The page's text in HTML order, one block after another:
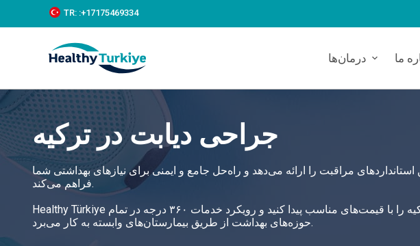
k
c
o
n
t
e
n
TR: :+‪17175469334‬
درمان‌ها ما
جراحی دیابت در ترکیه
مراقبت را ارائه می‌دهد و راه‌حل جامع و ایمنی برای نیازهای بهداشتی شما
فراهم می‌کند.
Healthy Türkiye به شما کمک می‌کند تا بهترین جراحی دیابت در ترکیه را با قیمت‌های مناسب پیدا کنید و رویکرد خدمات ۳۶۰ درجه در تمام
حوزه‌های بهداشت از طریق بیمارستان‌های وابسته به کار می‌برد.